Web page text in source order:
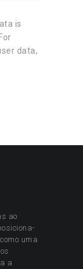
is
data,
ao
uma
a